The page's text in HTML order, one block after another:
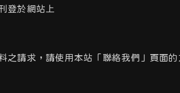
登於網站上
請求，請使用本站「聯絡我們」頁面